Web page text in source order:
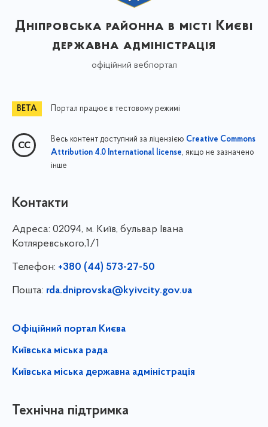
Дніпровська районна в місті Києві
державна адміністрація
офіційний вебпортал
Портал працює в тестовому режимі
Весь контент доступний за ліцензією Creative Commons
Attribution 4.0 International license, якщо не зазначено
інше
Контакти
Адреса: 02094, м. Київ, бульвар Івана
Котляревського,1/1
Телефон: +380 (44) 573-27-50
Пошта: rda.dniprovska@kyivcity.gov.ua
Офіційний портал Києва
Київська міська рада
Київська міська державна адміністрація
Технічна підтримка